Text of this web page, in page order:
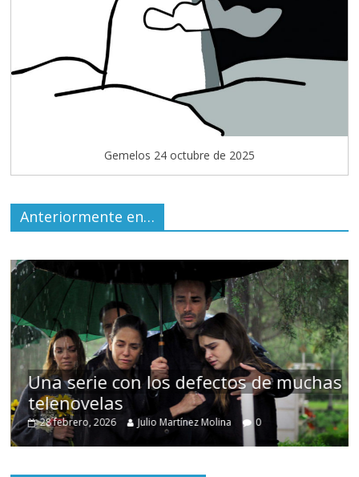
Gemelos 24 octubre de 2025
Anteriormente en…
los defectos de muchas
Julio Martínez Molina 0
Cuento de
alta
30 diciembre, 2025